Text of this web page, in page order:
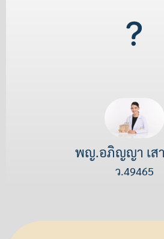
พญ.อภิญญา เส
ว.49465